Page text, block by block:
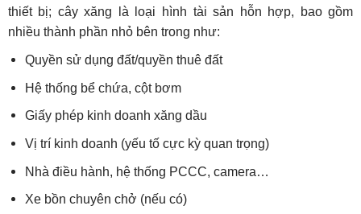
thiết bị; cây xăng là loại hình tài sản hỗn hợp, bao gồm
nhiều thành phần nhỏ bên trong như:
Quyền sử dụng đất/quyền thuê đất
Hệ thống bể chứa, cột bơm
Giấy phép kinh doanh xăng dầu
Vị trí kinh doanh (yếu tố cực kỳ quan trọng)
Nhà điều hành, hệ thống PCCC, camera…
Xe bồn chuyên chở (nếu có)